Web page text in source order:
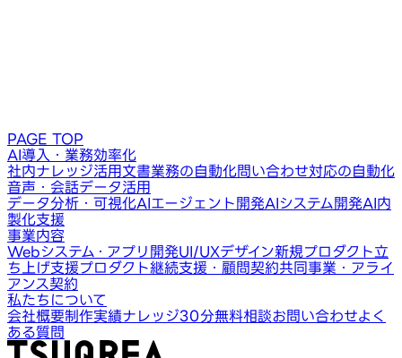
PAGE TOP
AI導入・業務効率化
社内ナレッジ活用文書業務の自動化問い合わせ対応の自動化
音声・会話データ活用
データ分析・可視化AIエージェント開発AIシステム開発AI内
製化支援
事業内容
Webシステム・アプリ開発UI/UXデザイン新規プロダクト立
ち上げ支援プロダクト継続支援・顧問契約共同事業・アライ
アンス契約
私たちについて
会社概要制作実績ナレッジ30分無料相談お問い合わせよく
ある質問